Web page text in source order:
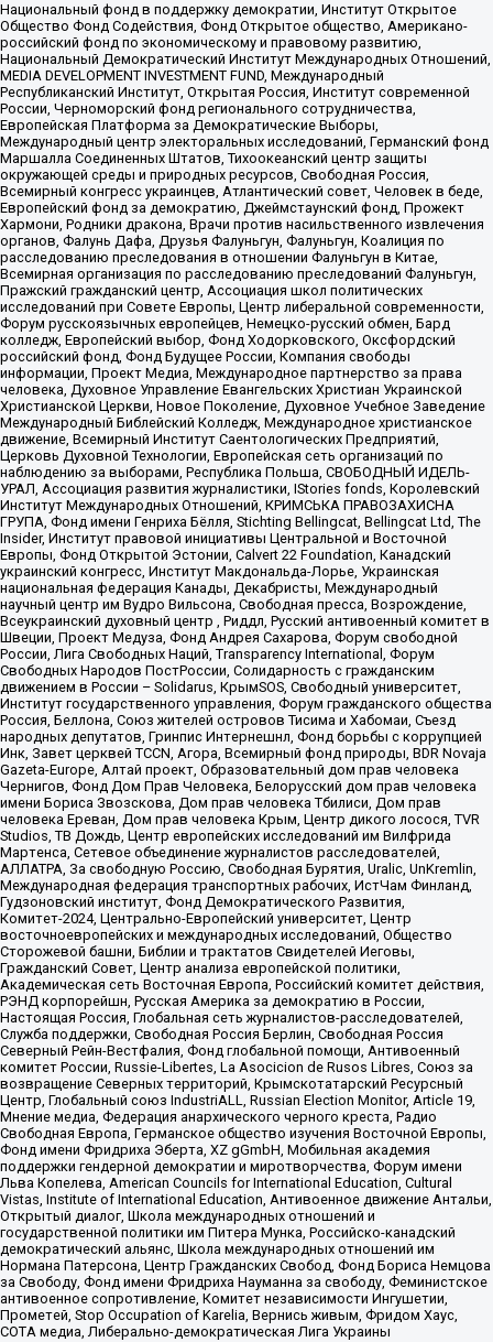
Национальный фонд в поддержку демократии, Институт Открытое
Общество Фонд Содействия, Фонд Открытое общество, Американо-
российский фонд по экономическому и правовому развитию,
Национальный Демократический Институт Международных Отношений,
MEDIA DEVELOPMENT INVESTMENT FUND, Международный
Республиканский Институт, Открытая Россия, Институт современной
России, Черноморский фонд регионального сотрудничества,
Европейская Платформа за Демократические Выборы,
Международный центр электоральных исследований, Германский фонд
Маршалла Соединенных Штатов, Тихоокеанский центр защиты
окружающей среды и природных ресурсов, Свободная Россия,
Всемирный конгресс украинцев, Атлантический совет, Человек в беде,
Европейский фонд за демократию, Джеймстаунский фонд, Прожект
Хармони, Родники дракона, Врачи против насильственного извлечения
органов, Фалунь Дафа, Друзья Фалуньгун, Фалуньгун, Коалиция по
расследованию преследования в отношении Фалуньгун в Китае,
Всемирная организация по расследованию преследований Фалуньгун,
Пражский гражданский центр, Ассоциация школ политических
исследований при Совете Европы, Центр либеральной современности,
Форум русскоязычных европейцев, Немецко-русский обмен, Бард
колледж, Европейский выбор, Фонд Ходорковского, Оксфордский
российский фонд, Фонд Будущее России, Компания свободы
информации, Проект Медиа, Международное партнерство за права
человека, Духовное Управление Евангельских Христиан Украинской
Христианской Церкви, Новое Поколение, Духовное Учебное Заведение
Международный Библейский Колледж, Международное христианское
движение, Всемирный Институт Саентологических Предприятий,
Церковь Духовной Технологии, Европейская сеть организаций по
наблюдению за выборами, Республика Польша, СВОБОДНЫЙ ИДЕЛЬ-
УРАЛ, Ассоциация развития журналистики, IStories fonds, Королевский
Институт Международных Отношений, КРИМСЬКА ПРАВОЗАХИСНА
ГРУПА, Фонд имени Генриха Бёлля, Stichting Bellingcat, Bellingcat Ltd, The
Insider, Институт правовой инициативы Центральной и Восточной
Европы, Фонд Открытой Эстонии, Calvert 22 Foundation, Канадский
украинский конгресс, Институт Макдональда-Лорье, Украинская
национальная федерация Канады, Декабристы, Международный
научный центр им Вудро Вильсона, Свободная пресса, Возрождение,
Всеукраинский духовный центр , Риддл, Русский антивоенный комитет в
Швеции, Проект Медуза, Фонд Андрея Сахарова, Форум свободной
России, Лига Свободных Наций, Transparеncy International, Форум
Свободных Народов ПостРоссии, Солидарность с гражданским
движением в России – Solidarus, КрымSOS, Свободный университет,
Институт государственного управления, Форум гражданского общества
Россия, Беллона, Союз жителей островов Тисима и Хабомаи, Съезд
народных депутатов, Гринпис Интернешнл, Фонд борьбы с коррупцией
Инк, Завет церквей TCCN, Агора, Всемирный фонд природы, BDR Novaja
Gazeta-Europe, Алтай проект, Образовательный дом прав человека
Чернигов, Фонд Дом Прав Человека, Белорусский дом прав человека
имени Бориса Звозскова, Дом прав человека Тбилиси, Дом прав
человека Ереван, Дом прав человека Крым, Центр дикого лосося, TVR
Studios, ТВ Дождь, Центр европейских исследований им Вилфрида
Мартенса, Сетевое объединение журналистов расследователей,
АЛЛАТРА, За свободную Россию, Свободная Бурятия, Uralic, UnKremlin,
Международная федерация транспортных рабочих, ИстЧам Финланд,
Гудзоновский институт, Фонд Демократического Развития,
Комитет-2024, Центрально-Европейский университет, Центр
восточноевропейских и международных исследований, Общество
Сторожевой башни, Библии и трактатов Свидетелей Иеговы,
Гражданский Совет, Центр анализа европейской политики,
Академическая сеть Восточная Европа, Российский комитет действия,
РЭНД корпорейшн, Русская Америка за демократию в России,
Настоящая Россия, Глобальная сеть журналистов-расследователей,
Служба поддержки, Свободная Россия Берлин, Свободная Россия
Северный Рейн-Вестфалия, Фонд глобальной помощи, Антивоенный
комитет России, Russie-Libertes, La Asocicion de Rusos Libres, Союз за
возвращение Северных территорий, Крымскотатарский Ресурсный
Центр, Глобальный союз IndustriALL, Russian Election Monitor, Article 19,
Мнение медиа, Федерация анархического черного креста, Радио
Свободная Европа, Германское общество изучения Восточной Европы,
Фонд имени Фридриха Эберта, XZ gGmbH, Мобильная академия
поддержки гендерной демократии и миротворчества, Форум имени
Льва Копелева, American Councils for International Education, Cultural
Vistas, Institute of International Education, Антивоенное движение Антальи,
Открытый диалог, Школа международных отношений и
государственной политики им Питера Мунка, Российско-канадский
демократический альянс, Школа международных отношений им
Нормана Патерсона, Центр Гражданских Свобод, Фонд Бориса Немцова
за Свободу, Фонд имени Фридриха Науманна за свободу, Феминистское
антивоенное сопротивление, Комитет независимости Ингушетии,
Прометей, Stop Occupation of Karelia, Вернись живым, Фридом Хаус,
СОТА медиа, Либерально-демократическая Лига Украины